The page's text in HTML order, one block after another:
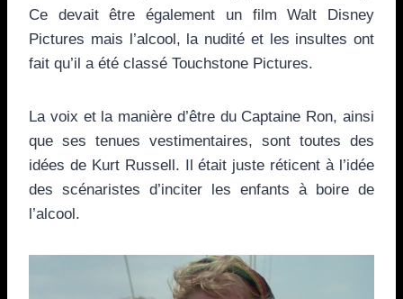
Ce devait être également un film Walt Disney
Pictures mais l’alcool, la nudité et les insultes ont
fait qu’il a été classé Touchstone Pictures.
La voix et la manière d’être du Captaine Ron, ainsi
que ses tenues vestimentaires, sont toutes des
idées de Kurt Russell. Il était juste réticent à l’idée
des scénaristes d’inciter les enfants à boire de
l’alcool.